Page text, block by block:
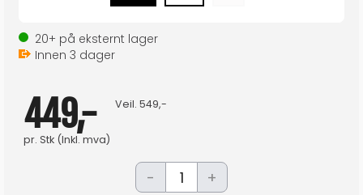
20+ på eksternt lager
Innen 3 dager
449,-
pr. Stk (Inkl. mva)
Veil. 549,-
- +